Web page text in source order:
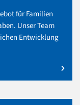
für Familien
Unser Team
Entwicklung